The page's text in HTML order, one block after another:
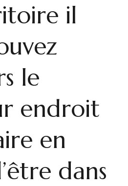
il
le
endroit
en
dans